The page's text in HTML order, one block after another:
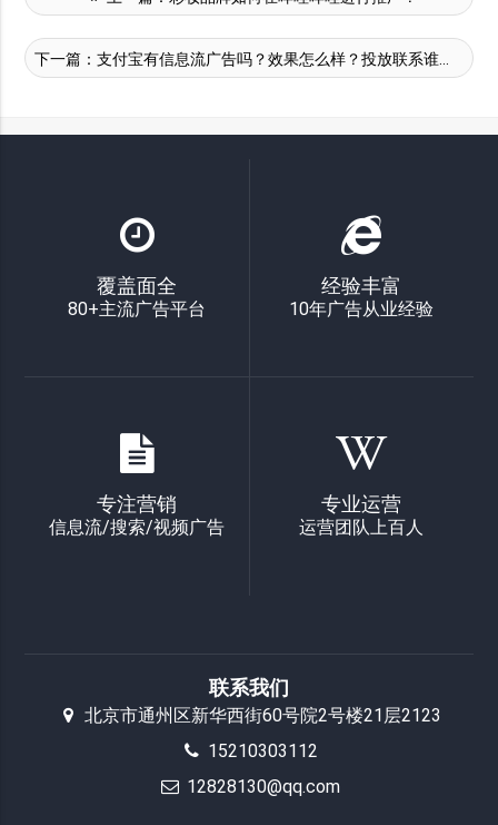
下一篇：支付宝有信息流广告吗？效果怎么样？投放联系谁？
覆盖面全
80+主流广告平台
经验丰富
10年广告从业经验
专注营销
信息流/搜索/视频广告
专业运营
运营团队上百人
联系我们
北京市通州区新华西街60号院2号楼21层2123
15210303112
12828130@qq.com